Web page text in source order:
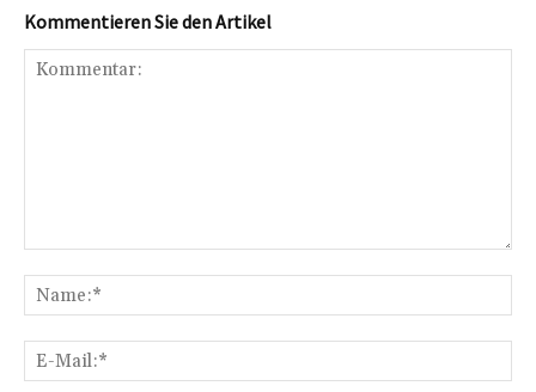
Kommentieren Sie den Artikel